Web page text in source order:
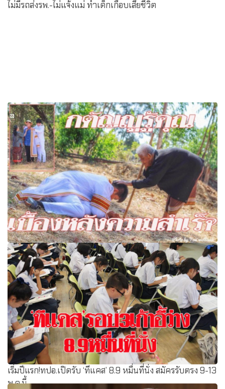
ไม่มีรถส่งรพ.-ไม่แจ้งแม่ ทำเด็กเกือบเสียชีวิต
ครูบัณฑิตนำใบปริญญาโทกลับบ้าน ไปฝากผู้อยู่เบื้องหลังค
วามสำเร็จ
เริ่มปีแรก!ทปอ.เปิดรับ ‘ทีแคส’ 8.9 หมื่นที่นั่ง สมัครรับตรง 9-13
พ.ค.นี้